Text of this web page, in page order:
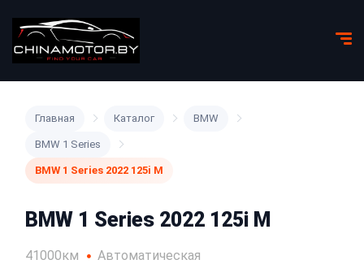
Главная Каталог BMW
BMW 1 Series
BMW 1 Series 2022 125i M
BMW 1 Series 2022 125i M
41000км Автоматическая